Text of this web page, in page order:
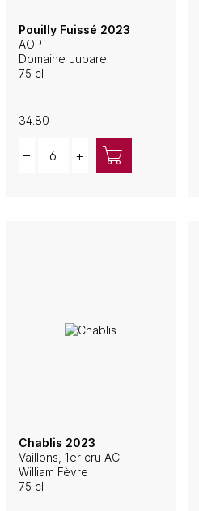
Pouilly Fuissé 2023
AOP
Domaine Jubare
75 cl
34.80
– +
Chablis 2023
Vaillons, 1er cru AC
William Fèvre
75 cl